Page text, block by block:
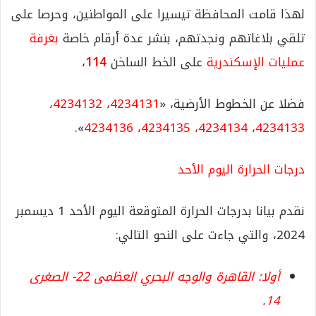
لهذا قامت المحافظة تيسيرا على المواطنين، وحرصا على
تلقي بلاغاتهم ونجدتهم، بنشر عدة أرقام خاصة بغرفة
عمليات الإسكندرية على الخط الساخن114،
فضلا عن الخطوط الأرضية، «
4234131، 4234132،
4234133، 4234134، 4234135، 4234136
».
درجات الحرارة اليوم الأحد
نقدم بيانا بدرجات الحرارة المتوقعة اليوم الأحد 1 ديسمبر
2024، والتي جاءت على النحو التالي:
أولا: القاهرة والوجه البحري العظمى 22- الصغرى
14.